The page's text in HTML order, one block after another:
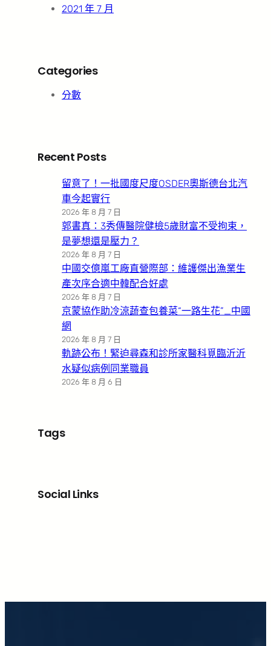
2021 年 7 月
Categories
分數
Recent Posts
留意了！一批國度尺度OSDER奧斯德台北汽
車今起實行
2026 年 8 月 7 日
郭書真：3秀傳醫院健檢5歲財富不受拘束，
是夢想還是壓力？
2026 年 8 月 7 日
中國交億嵐工廠直營際部：維護傑出漁業生
產次序合適中韓配合好處
2026 年 8 月 7 日
京蒙協作助冷涼蔬查包養菜“一路生花”_中國
網
2026 年 8 月 7 日
軌跡公布！緊迫尋森和診所家醫科覓臨沂沂
水疑似病例同業職員
2026 年 8 月 6 日
Tags
Social Links